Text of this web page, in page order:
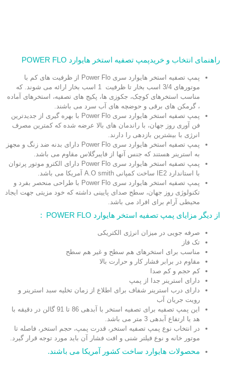
راهنمای انتخاب و خریدپمپ تصفیه استخر هایوارد POWER FLO
پمپ تصفیه استخر هایوارد سری Power Flo از ظرفیت های کم با
موتورهای 3/4 اسب بخار تا ظرفیت 1 اسب بخار ارائه می شوند. که
مناسب استخرهای کوچک، جکوزی ها، پکیج های تصفیه، استخرهای آماده
، گرمکن های برقی و حوضچه های آب سرد می باشند.
پمپ تصفیه استخر هایوارد سری Power Flo با بهره گیری از جدیدترین
فن آوری روز جهان، با راندمان های بالا عرضه شده که کمترین مصرف
انرژی با بیشترین بازدهی را دارند.
پمپ تصفیه استخر هایوارد سری Power Flo دارای بدنه ضد زنگ و مجهز
به استرینر هستند که جنس آنها از فایبرگلاس مقاوم می باشد.
پمپ تصفیه استخر هایوارد سری Power Flo دارای الکترو موتور پرتوان
با استاندارد IE2 ساخت کمپانی A.O smith آمریکا می باشد.
پمپ تصفیه استخر هایوارد سری Power Flo با طراحی منحصر بفرد و
تکنولوژی روز جهان، سطح صدای پایینی داشته که خود مزیتی جهت ایجاد
محیطی آرام برای افراد می باشد.
از دیگر مزایای پمپ تصفیه استخر هایوارد POWER FLO :
صرفه جویی در میزان انرژی الکتریکی
تک فاز
مناسب برای استخرهای هم سطح و غیر هم سطح
مقاوم در برابر فشار کار و حرارت بالا
کم حجم و کم صدا
دارای استرینر جدا از پمپ
دارای درب استرینر شفاف برای اطلاع از زمان تخلیه سبد استرینر و
رویت جریان آب
این پمپ تصفیه برای تصفیه استخر با آبدهی 86 تا 91 گالن در دقیقه با
هد یا ارتفاع آبدهی 3 متر می باشد.
در انتخاب نوع پمپ تصفیه استخر، قدرت پمپ، حجم استخر، فاصله تا
موتور خانه و نوع فیلتر شنی و افت فشار آن باید مورد توجه قرار گیرد.
محصولات هایوارد ساخت کشور آمریکا می باشند.